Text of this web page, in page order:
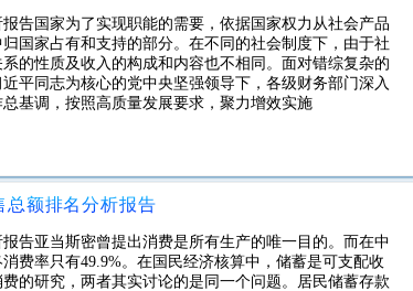
告国家为了实现职能的需要，依据国家权力从社会产品
国家占有和支持的部分。在不同的社会制度下，由于社
的性质及收入的构成和内容也不相同。面对错综复杂的
平同志为核心的党中央坚强领导下，各级财务部门深入
基调，按照高质量发展要求，聚力增效实施
总额排名分析报告
告亚当斯密曾提出消费是所有生产的唯一目的。而在中
费率只有49.9%。在国民经济核算中，储蓄是可支配收
的研究，两者其实讨论的是同一个问题。居民储蓄存款